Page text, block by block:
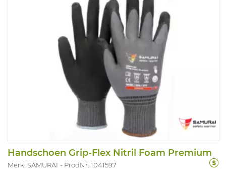
Handschoen Grip-Flex Nitril Foam Premium
Merk: SAMURAI ProdNr. 1041597